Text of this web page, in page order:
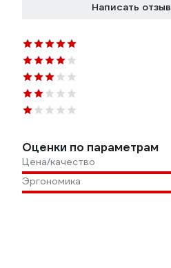
Написать отзыв
Оценки по параметрам
Цена/качество
Эргономика